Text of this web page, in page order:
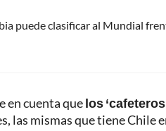
puede clasificar al Mundial
en cuenta quelos
las mismas que tiene Chile